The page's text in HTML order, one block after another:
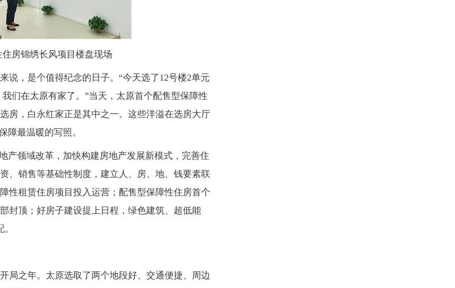
房锦绣长风项目楼盘现场
，是个值得纪念的日子。“今天选了12号楼2单元
们在太原有家了。”当天，太原首个配售型保障性
房，白永红家正是其中之一。这些洋溢在选房大厅
障最温暖的写照。
领域改革，加快构建房地产发展新模式，完善住
、销售等基础性制度，建立人、房、地、钱要素联
性租赁住房项目投入运营；配售型保障性住房首个
封顶；好房子建设提上日程，绿色建筑、超低能
之年。太原选取了两个地段好、交通便捷、周边